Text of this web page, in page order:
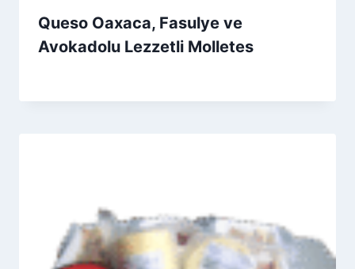
Queso Oaxaca, Fasulye ve
Avokadolu Lezzetli Molletes